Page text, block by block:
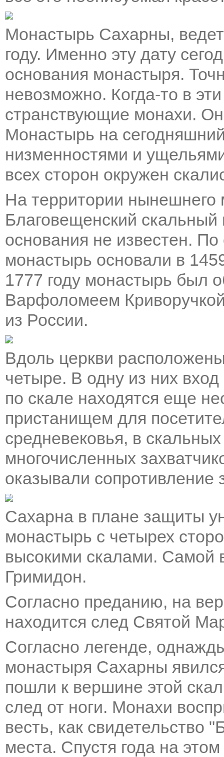
Монастырь Сахарны,
году. Именно эту дату
основания монастыря.
невозможно. Когда-то в
странствующие монахи.
Монастырь на
низменностями и
всех сторон окружен
На территории нынешнего
Благовещенский
основания не известен.
монастырь основали в
1777 году монастырь был
Варфоломеем
из России.
Вдоль церкви
четыре. В одну из них
по скале находятся еще
пристанищем для
средневековья, в
многочисленных
оказывали сопротивление
Сахарна в плане защиты
монастырь с четырех
высокими скалами. Самой
Гримидон.
Согласно преданию, на
находится след Святой
Согласно легенде,
монастыря Сахарны
пошли к вершине этой
след от ноги. Монахи
весть, как свидетельство
места. Спустя года на